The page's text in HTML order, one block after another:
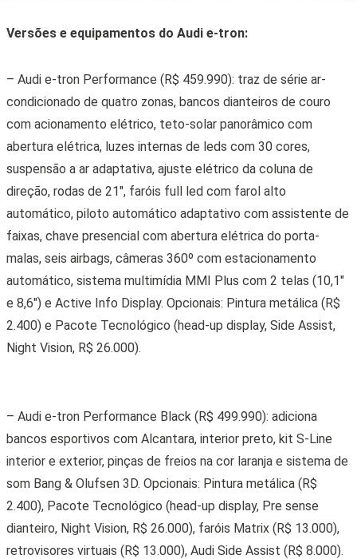
Versões e equipamentos do Audi e-tron:
– Audi e-tron Performance (R$ 459.990): traz de série ar-
condicionado de quatro zonas, bancos dianteiros de couro
com acionamento elétrico, teto-solar panorâmico com
abertura elétrica, luzes internas de leds com 30 cores,
suspensão a ar adaptativa, ajuste elétrico da coluna de
direção, rodas de 21″, faróis full led com farol alto
automático, piloto automático adaptativo com assistente de
faixas, chave presencial com abertura elétrica do porta-
malas, seis airbags, câmeras 360º com estacionamento
automático, sistema multimídia MMI Plus com 2 telas (10,1″
e 8,6″) e Active Info Display. Opcionais: Pintura metálica (R$
2.400) e Pacote Tecnológico (head-up display, Side Assist,
Night Vision, R$ 26.000).
– Audi e-tron Performance Black (R$ 499.990): adiciona
bancos esportivos com Alcantara, interior preto, kit S-Line
interior e exterior, pinças de freios na cor laranja e sistema de
som Bang & Olufsen 3D. Opcionais: Pintura metálica (R$
2.400), Pacote Tecnológico (head-up display, Pre sense
dianteiro, Night Vision, R$ 26.000), faróis Matrix (R$ 13.000),
retrovisores virtuais (R$ 13.000), Audi Side Assist (R$ 8.000).